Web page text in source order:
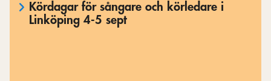
Kördagar för sångare och körledare i
Linköping 4-5 sept